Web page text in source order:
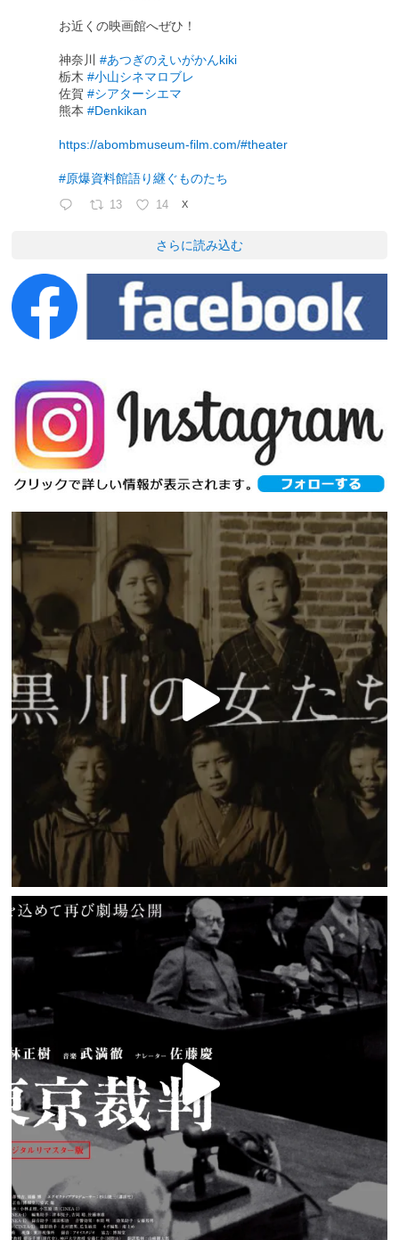
お近くの映画館へぜひ！
神奈川#あつぎのえいがかんkiki
栃木#小山シネマロブレ
佐賀#シアターシエマ
熊本#Denkikan
https://abombmuseum-film.com/#theater
#原爆資料館語り継ぐものたち
13 14 X
さらに読み込む